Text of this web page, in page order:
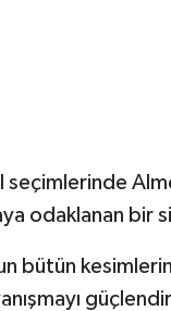
odaklanan bir
bütün